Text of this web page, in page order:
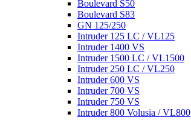
Boulevard S50
Boulevard S83
GN 125/250
Intruder 125 LC / VL125
Intruder 1400 VS
Intruder 1500 LC / VL1500
Intruder 250 LC / VL250
Intruder 600 VS
Intruder 700 VS
Intruder 750 VS
Intruder 800 Volusia / VL800